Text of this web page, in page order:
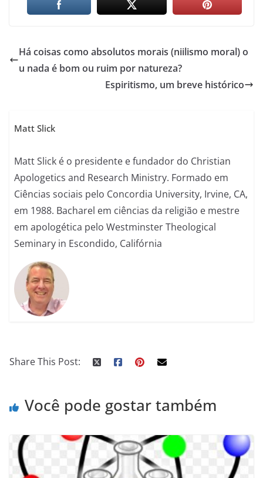
Há coisas como absolutos morais (niilismo moral) o
u nada é bom ou ruim por natureza?
Espiritismo, um breve histórico
Matt Slick
Matt Slick é o presidente e fundador do Christian
Apologetics and Research Ministry. Formado em
Ciências sociais pelo Concordia University, Irvine, CA,
em 1988. Bacharel em ciências da religião e mestre
em apologética pelo Westminster Theological
Seminary in Escondido, Califórnia
Share This Post:
Você pode gostar também